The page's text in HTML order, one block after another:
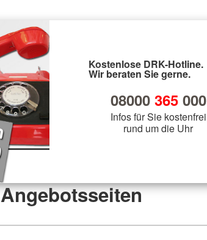
Kostenlose DRK-Hotline.
Wir beraten Sie gerne.
08000 365000
Infos für Sie kostenfrei
rund um die Uhr
Angebotsseiten